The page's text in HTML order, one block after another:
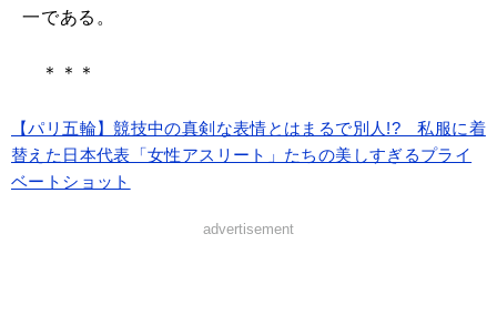
一である。
＊＊＊
【パリ五輪】競技中の真剣な表情とはまるで別人!? 私服に着
替えた日本代表「女性アスリート」たちの美しすぎるプライ
ベートショット
advertisement